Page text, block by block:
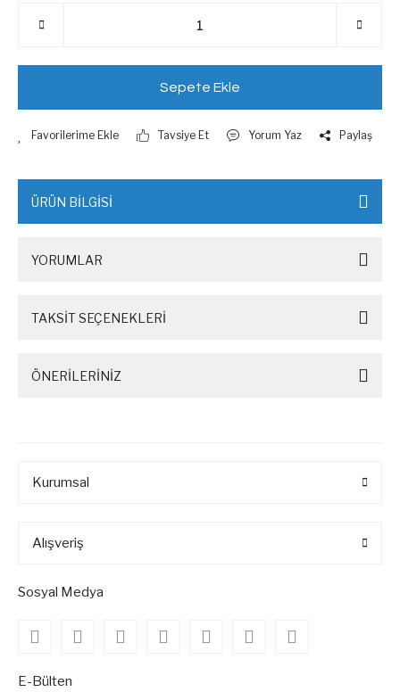
Sepete Ekle
Tavsiye Et Yorum Yaz Paylaş
ÜRÜN BİLGİSİ
YORUMLAR
TAKSİT SEÇENEKLERİ
ÖNERİLERİNİZ
Kurumsal
Alışveriş
Sosyal Medya
E-Bülten